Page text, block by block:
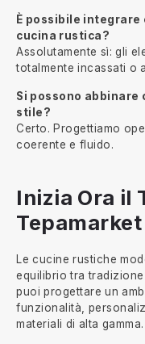
È possibile
cucina rustica?
Assolutamente sì: gli
totalmente incassati o
Si possono abbinare
stile?
Certo. Progettiamo
coerente e fluido.
Inizia Ora il
Tepamarket
Le cucine rustiche
equilibrio tra
puoi progettare un
funzionalità,
materiali di alta gamma.